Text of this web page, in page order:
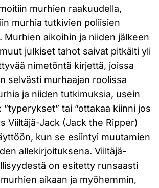
murhien raakuudella,
murhia tutkivien poliisien
Murhien aikoihin ja niiden jälkeen
julkiset tahot saivat pitkälti yli
nimetöntä kirjettä, joissa
selvästi murhaajan roolissa
ja niiden tutkimuksia, usein
tai ”ottakaa kiinni jos
Viiltäjä-Jack (Jack the Ripper)
kun se esiintyi muutamien
allekirjoituksena. Viiltäjä-
on esitetty runsaasti
aikaan ja myöhemmin,